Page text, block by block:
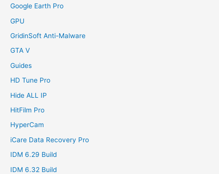
Google Earth Pro
GPU
GridinSoft Anti-Malware
GTA V
Guides
HD Tune Pro
Hide ALL IP
HitFilm Pro
HyperCam
iCare Data Recovery Pro
IDM 6.29 Build
IDM 6.32 Build